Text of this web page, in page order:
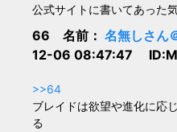
公式サイトに書いてあった
66 名前： 名無しさん
12-06 08:47:47
>>64
ブレイドは欲望や進化に応
る